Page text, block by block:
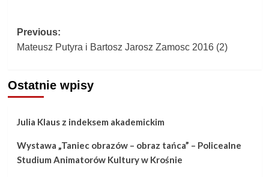
Post
navigation
Previous:
Mateusz Putyra i Bartosz Jarosz Zamosc 2016 (2)
Ostatnie wpisy
Julia Klaus z indeksem akademickim
Wystawa „Taniec obrazów – obraz tańca” – Policealne
Studium Animatorów Kultury w Krośnie